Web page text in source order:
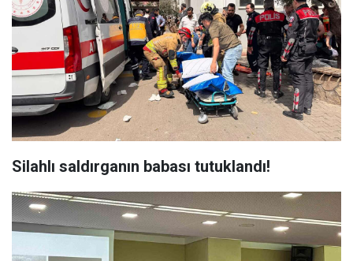
Silahlı saldırganın babası tutuklandı!